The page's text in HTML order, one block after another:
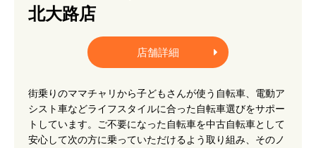
北大路店
店舗詳細
街乗りのママチャリから子どもさんが使う自転車、電動ア
シスト車などライフスタイルに合った自転車選びをサポー
トしています。ご不要になった自転車を中古自転車として
安心して次の方に乗っていただけるよう取り組み、そのノ